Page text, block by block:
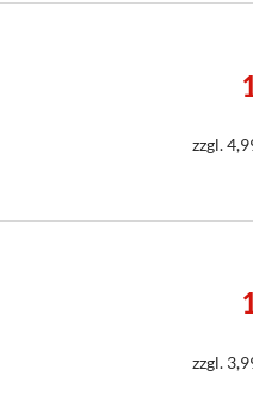
zzgl.
zzgl.